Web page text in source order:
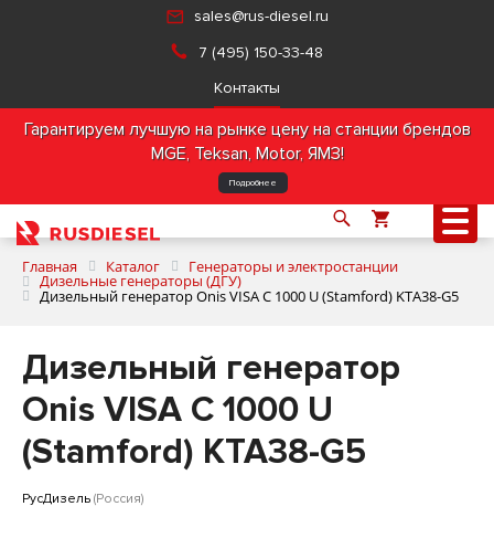
sales@rus-diesel.ru
7 (495) 150-33-48
Контакты
Гарантируем лучшую на рынке цену на станции брендов
MGE, Teksan, Motor, ЯМЗ!
Подробнее
Продукция
Услуги
Главная Каталог Генераторы и электростанции
Дизельные генераторы (ДГУ)
Дизельный генератор Onis VISA C 1000 U (Stamford) KTA38-G5
Дизельный генератор
Onis VISA C 1000 U
(Stamford) KTA38-G5
РусДизель (Россия)